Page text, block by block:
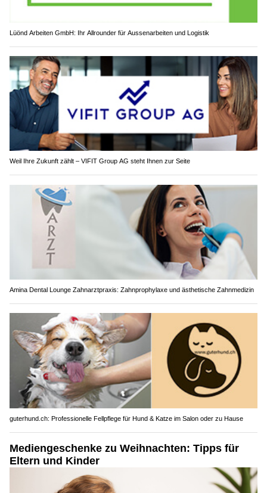
Lüönd Arbeiten GmbH: Ihr Allrounder für Aussenarbeiten und Logistik
Weil Ihre Zukunft zählt – VIFIT Group AG steht Ihnen zur Seite
Amina Dental Lounge Zahnarztpraxis: Zahnprophylaxe und ästhetische Zahnmedizin
guterhund.ch: Professionelle Fellpflege für Hund & Katze im Salon oder zu Hause
Mediengeschenke zu Weihnachten: Tipps für
Eltern und Kinder